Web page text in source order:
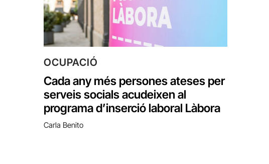
OCUPACIÓ
Cada any més persones ateses per
serveis socials acudeixen al
programa d’inserció laboral Làbora
Carla Benito